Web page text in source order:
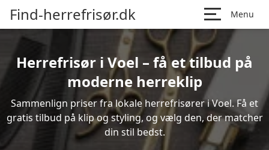
Find-herrefrisør.dk Menu
Herrefrisør i Voel – få et tilbud på
moderne herreklip
Sammenlign priser fra lokale herrefrisører i Voel. Få et
gratis tilbud på klip og styling, og vælg den, der matcher
din stil bedst.